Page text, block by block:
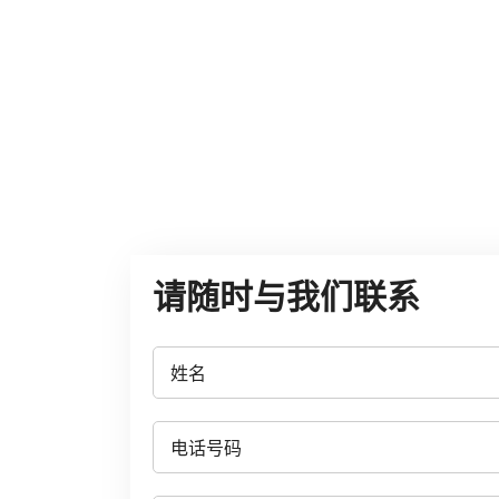
请随时与我们联系